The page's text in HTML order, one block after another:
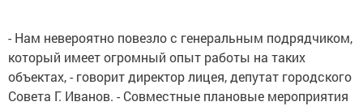
- Нам невероятно повезло с генеральным подрядчиком,
который имеет огромный опыт работы на таких
объектах, - говорит директор лицея, депутат городского
Совета Г. Иванов. - Совместные плановые мероприятия